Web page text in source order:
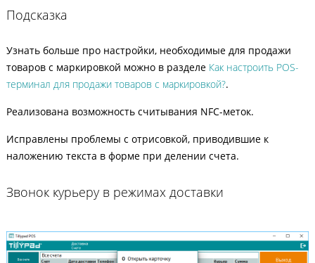
Подсказка
Узнать больше про настройки, необходимые для продажи
товаров с маркировкой можно в разделе Как настроить POS-
терминал для продажи товаров с маркировкой?.
Реализована возможность считывания NFC-меток.
Исправлены проблемы с отрисовкой, приводившие к
наложению текста в форме при делении счета.
Звонок курьеру в режимах доставки